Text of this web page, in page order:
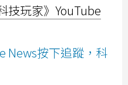
技玩家》YouTube
News按下追蹤，科